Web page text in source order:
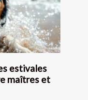
estivales
maîtres et